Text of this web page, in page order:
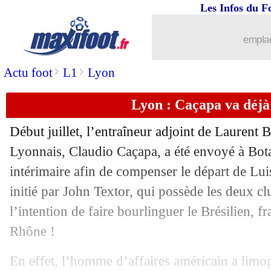
Actu foot> L1 > Lyon
Les Infos du
Lyon : Caçapa va
Début juillet, l’entraîneur adjoint de Laurent
Lyonnais, Claudio Caçapa, a été envoyé à
intérimaire afin de compenser le départ de
initié par John Textor, qui possède les deux
l’intention de faire bourlinguer le Brésilien,
Rhône !
En effet, l’homme d’affaires américain a
Lyon: Caçapa coach de Molenbeek
25/07 PSG: Luis Enrique retient le positif
: Donnarumma et les "jours
25/07 Milan: Pioli très satisfait du mercato
25/07 Chelsea: West Ham se lance pour
25/07 Barça : Riqui Puig en veut à Xavi
25/07 PSG: Danilo esquive pour Mbappé
Barça : revirement pour Mendel